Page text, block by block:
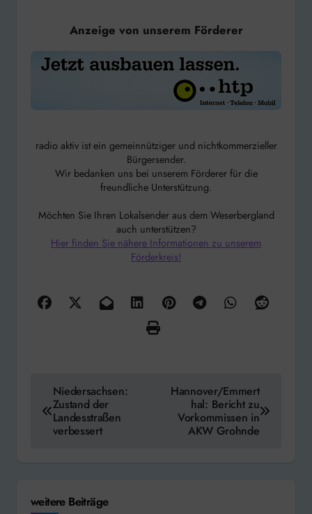
Anzeige von unserem Förderer
radio aktiv ist ein gemeinnütziger und nichtkommerzieller
Bürgersender.
Wir bedanken uns bei unserem Förderer für die
freundliche Unterstützung.
Möchten Sie Ihren Lokalsender aus dem Weserbergland
auch unterstützen?
Hier finden Sie nähere Informationen zu unserem
Förderkreis!
Beitragsnavigation
Niedersachsen:
Zustand der
Landesstraßen
verbessert
Hannover/Emmert
hal: Bericht zu
Vorkommissen in
AKW Grohnde
weitere Beiträge